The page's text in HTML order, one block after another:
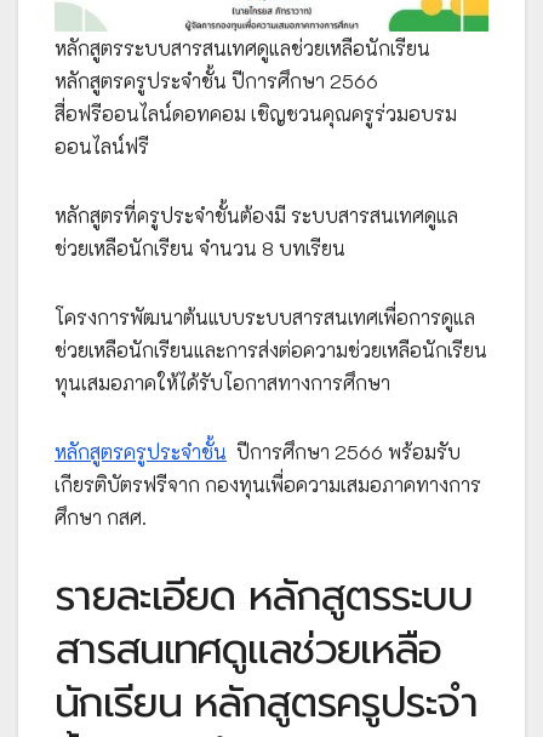
หลักสูตรระบบสารสนเทศดูแลช่วยเหลือนักเรียน
หลักสูตรครูประจำชั้น ปีการศึกษา 2566
สื่อฟรีออนไลน์ดอทคอม เชิญชวนคุณครูร่วมอบรม
ออนไลน์ฟรี
หลักสูตรที่ครูประจำชั้นต้องมี ระบบสารสนเทศดูแล
ช่วยเหลือนักเรียน จำนวน 8 บทเรียน
โครงการพัฒนาต้นแบบระบบสารสนเทศเพื่อการดูแล
ช่วยเหลือนักเรียนและการส่งต่อความช่วยเหลือนักเรียน
ทุนเสมอภาคให้ได้รับโอกาสทางการศึกษา
หลักสูตรครูประจำชั้น ปีการศึกษา 2566 พร้อมรับ
เกียรติบัตรฟรีจาก กองทุนเพื่อความเสมอภาคทางการ
ศึกษา กสศ.
รายละเอียด หลักสูตรระบบ
สารสนเทศดูแลช่วยเหลือ
นักเรียน หลักสูตรครูประจำ